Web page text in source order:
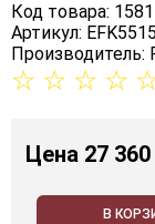
Код товара: 1581
Артикул:
Производитель:
☆ ☆ ☆ ☆
Цена 27 360
В